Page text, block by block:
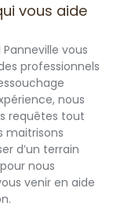
vous aide
vous
professionnels
nous
requêtes tout
maitrisons
d’un terrain
nous
venir en aide